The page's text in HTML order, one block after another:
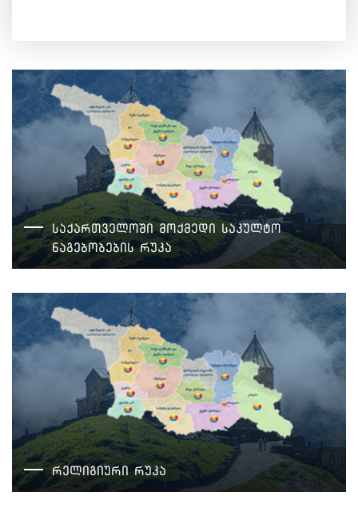
საქართველოში მოქმედი საკულტო
ნაგებობების რუკა
რელიგიური რუკა